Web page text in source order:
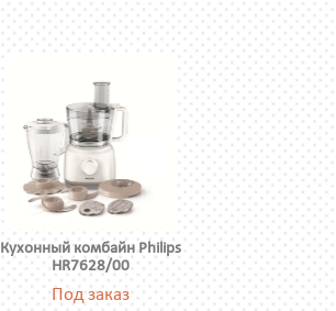
Кухонный комбайн Philips
HR7628/00
Под заказ